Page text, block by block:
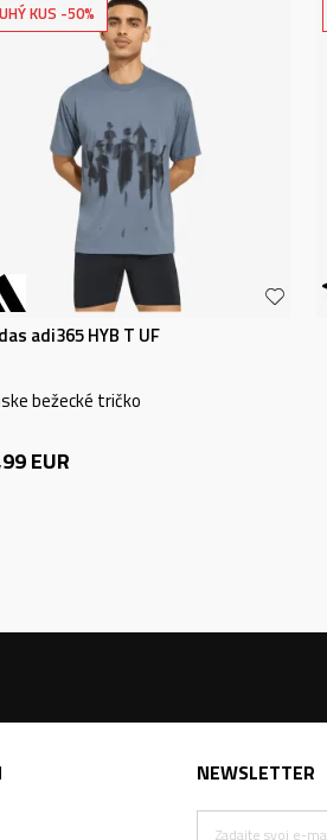
KUS -50%
adi365 HYB T UF
bežecké tričko
EUR
NEWSLETTER